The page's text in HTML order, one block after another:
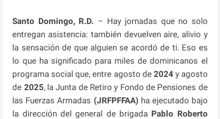
Santo Domingo, R.D. – Hay jornadas que no solo
entregan asistencia: también devuelven aire, alivio y
la sensación de que alguien se acordó de ti. Eso es
lo que ha significado para miles de dominicanos el
programa social que, entre agosto de2024y agosto
de 2025, la Junta de Retiro y Fondo de Pensiones de
las Fuerzas Armadas (JRFPFFAA) ha ejecutado bajo
la dirección del general de brigada Pablo Roberto